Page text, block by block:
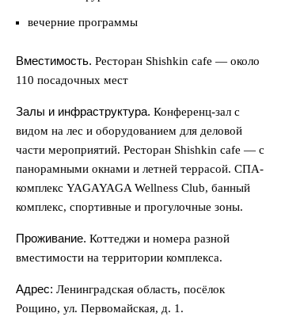
вечерние программы
Вместимость. Ресторан Shishkin cafe — около
110 посадочных мест
Залы и инфраструктура. Конференц-зал с
видом на лес и оборудованием для деловой
части мероприятий. Ресторан Shishkin cafe — с
панорамными окнами и летней террасой. СПА-
комплекс YAGAYAGA Wellness Club, банный
комплекс, спортивные и прогулочные зоны.
Проживание. Коттеджи и номера разной
вместимости на территории комплекса.
Адрес: Ленинградская область, посёлок
Рощино, ул. Первомайская, д. 1.